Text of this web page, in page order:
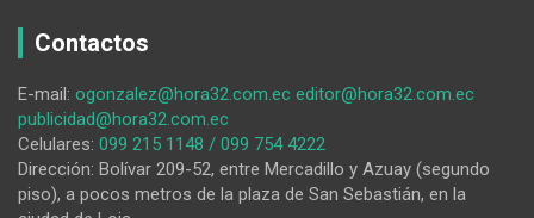
Duclós,
presidenta
del
CAIL
Contactos
E-mail: ogonzalez@hora32.com.ec editor@hora32.com.ec
publicidad@hora32.com.ec
Celulares: 099 215 1148 / 099 754 4222
Dirección: Bolívar 209-52, entre Mercadillo y Azuay (segundo
piso), a pocos metros de la plaza de San Sebastián, en la